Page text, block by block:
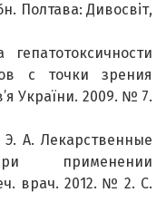
Полтава: Дивосвіт,
с точки зрения
України. 2009. № 7.
А. Лекарственные
применении
врач. 2012. № 2. С.